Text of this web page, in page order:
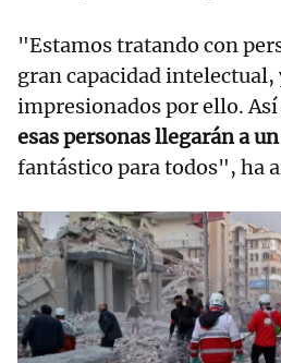
"Estamos tratando con
gran capacidad intelectual,
impresionados por ello. Así
esas personas llegarán a
fantástico para todos", ha